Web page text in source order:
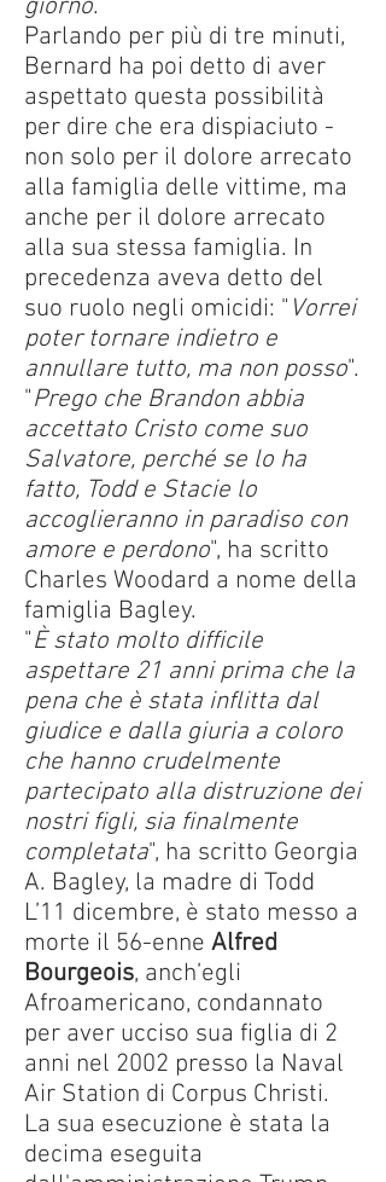
giorno.”
Parlando per più di tre minuti,
Bernard ha poi detto di aver
aspettato questa possibilità
per dire che era dispiaciuto -
non solo per il dolore arrecato
alla famiglia delle vittime, ma
anche per il dolore arrecato
alla sua stessa famiglia. In
precedenza aveva detto del
suo ruolo negli omicidi: " Vorrei
poter tornare indietro e
annullare tutto, ma non posso".
"Prego che Brandon abbia
accettato Cristo come suo
Salvatore, perché se lo ha
fatto, Todd e Stacie lo
accoglieranno in paradiso con
amore e perdono", ha scritto
Charles Woodard a nome della
famiglia Bagley.
"È stato molto difficile
aspettare 21 anni prima che la
pena che è stata inflitta dal
giudice e dalla giuria a coloro
che hanno crudelmente
partecipato alla distruzione dei
nostri figli, sia finalmente
completata", ha scritto Georgia
A. Bagley, la madre di Todd
L’11 dicembre, è stato messo a
morte il 56-enne Alfred
Bourgeois, anch’egli
Afroamericano, condannato
per aver ucciso sua figlia di 2
anni nel 2002 presso la Naval
Air Station di Corpus Christi.
La sua esecuzione è stata la
decima eseguita